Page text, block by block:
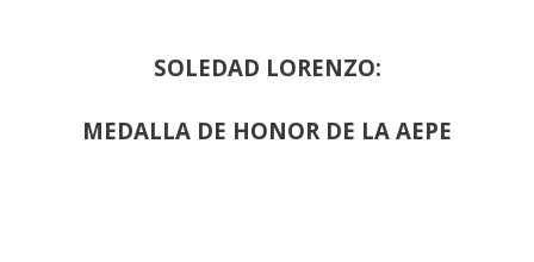
SOLEDAD LORENZO:
MEDALLA DE HONOR DE LA AEPE